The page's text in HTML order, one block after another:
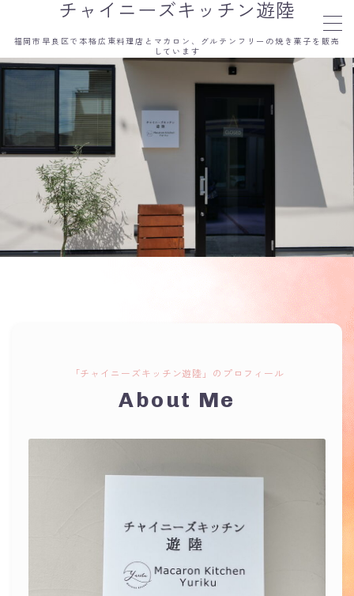
チャイニーズキッチン遊陸
福岡市早良区で本格広東料理店とマカロン、グルテンフリーの焼き菓子を販売
しています
MENU
アクセス
シェフ
オンラインショップ
「チャイニーズキッチン遊陸」のプロフィール
About Me